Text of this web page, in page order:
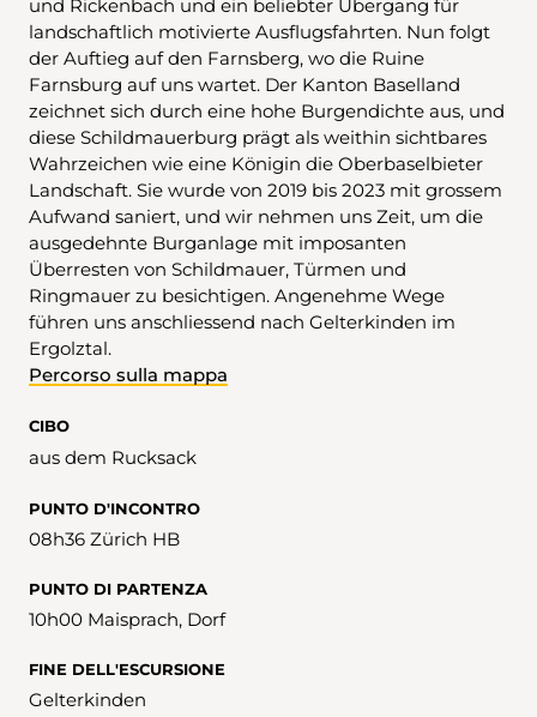
und Rickenbach und ein beliebter Übergang für
landschaftlich motivierte Ausflugsfahrten. Nun folgt
der Auftieg auf den Farnsberg, wo die Ruine
Farnsburg auf uns wartet. Der Kanton Baselland
zeichnet sich durch eine hohe Burgendichte aus, und
diese Schildmauerburg prägt als weithin sichtbares
Wahrzeichen wie eine Königin die Oberbaselbieter
Landschaft. Sie wurde von 2019 bis 2023 mit grossem
Aufwand saniert, und wir nehmen uns Zeit, um die
ausgedehnte Burganlage mit imposanten
Überresten von Schildmauer, Türmen und
Ringmauer zu besichtigen. Angenehme Wege
führen uns anschliessend nach Gelterkinden im
Ergolztal.
Percorso sulla mappa
CIBO
aus dem Rucksack
PUNTO D'INCONTRO
08h36 Zürich HB
PUNTO DI PARTENZA
10h00 Maisprach, Dorf
FINE DELL'ESCURSIONE
Gelterkinden